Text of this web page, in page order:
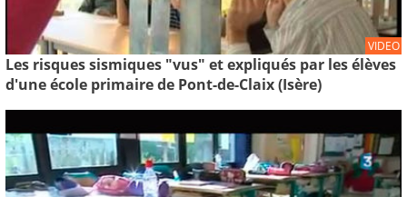
VIDEO
Les risques sismiques "vus" et expliqués par les élèves
d'une école primaire de Pont-de-Claix (Isère)